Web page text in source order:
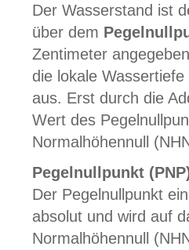
Der Wasserstand ist
über dem
Zentimeter
die lokale
aus. Erst durch die
Wert des
Normalhöhennull
Pegelnullpunkt
Der Pegelnullpunkt
absolut und wird auf
Normalhöhennull